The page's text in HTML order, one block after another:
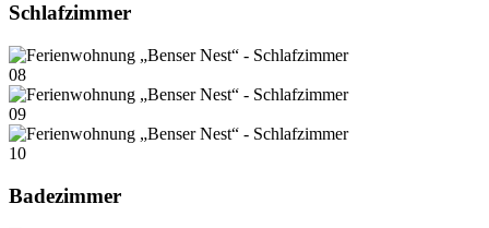
Schlafzimmer
08
09
10
Badezimmer